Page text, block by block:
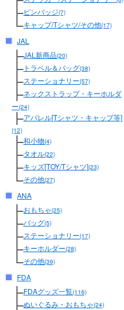
ピンバッジ(7)
キャップ/Tシャツ/その他(17)
JAL
JAL新商品(20)
トラベル＆バッグ(38)
ステーショナリー(57)
ネックストラップ・キーホルダ
ー(24)
アパレル[Tシャツ・キャップ等]
(12)
和小物(4)
タオル(22)
キッズ[TOY/Tシャツ](23)
その他(27)
ANA
おもちゃ(25)
バッグ(5)
ステーショナリー(17)
キーホルダー(28)
その他(39)
FDA
FDAグッズ一覧(116)
ぬいぐるみ・おもちゃ(24)